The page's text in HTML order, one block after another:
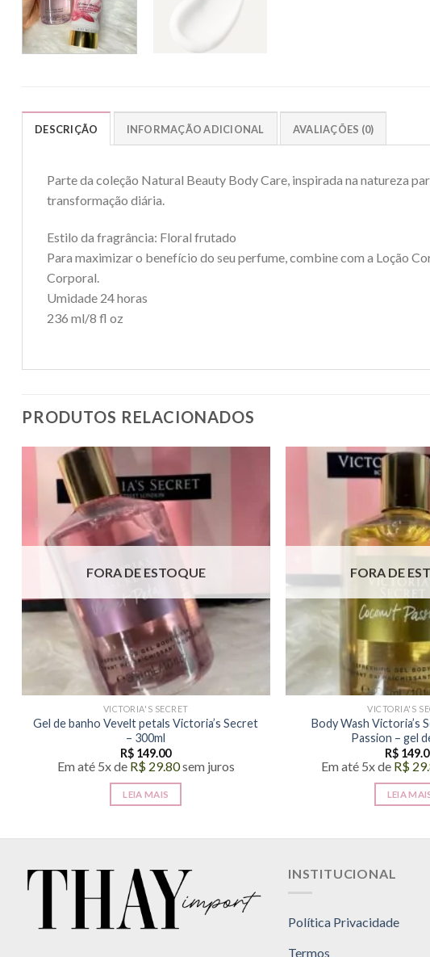
DESCRIÇÃO INFORMAÇÃO ADICIONAL AVALIAÇÕES (0)
Parte da coleção Natural Beauty Body Care, inspirada na natureza
transformação diária.
Estilo da fragrância: Floral frutado
Para maximizar o benefício do seu perfume, combine com a Loção
Corporal.
Umidade 24 horas
236 ml/8 fl oz
PRODUTOS RELACIONADOS
FORA DE ESTOQUE
VICTORIA'S SECRET
Gel de banho Vevelt petals Victoria’s Secret
– 300ml
R$ 149.00
Em até 5x de R$29.80sem juros
LEIA MAIS
FORA DE
VICTORIA'S
Body Wash Victoria’s
Passion – gel
R$
Em até 5x de R$
LEIA
INSTITUCIONAL
Política Privacidade
Termos